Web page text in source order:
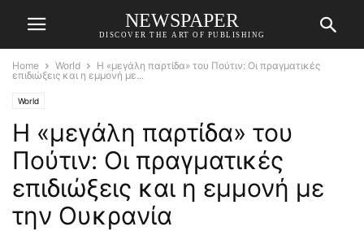
NEWSPAPER
DISCOVER THE ART OF PUBLISHING
Home World
Η «μεγάλη παρτίδα» του Πούτιν: Οι πραγματικές
επιδιώξεις και η εμμονή με...
World
Η «μεγάλη παρτίδα» του
Πούτιν: Οι πραγματικές
επιδιώξεις και η εμμονή με
την Ουκρανία